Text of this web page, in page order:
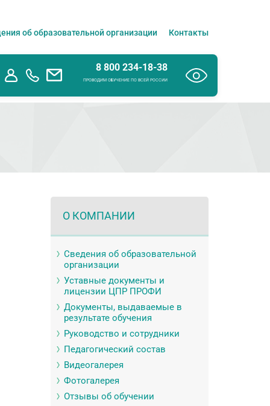
об образовательной организации Контакты
8 800 234-18-38
ПРОВОДИМ ОБУЧЕНИЕ ПО ВСЕЙ РОССИИ
О КОМПАНИИ
Сведения об образовательной
организации
Уставные документы и
лицензии ЦПР ПРОФИ
Документы, выдаваемые в
результате обучения
Руководство и сотрудники
Педагогический состав
Видеогалерея
Фотогалерея
Отзывы об обучении